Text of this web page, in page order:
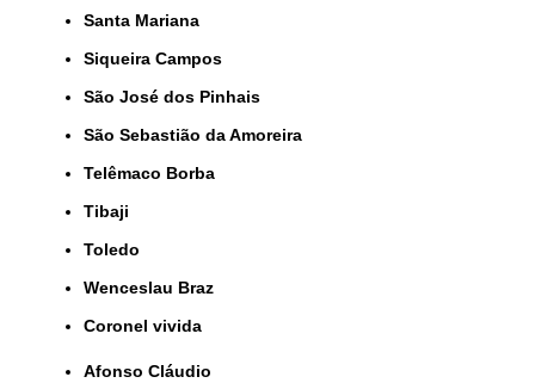
Santa Mariana
Siqueira Campos
São José dos Pinhais
São Sebastião da Amoreira
Telêmaco Borba
Tibaji
Toledo
Wenceslau Braz
coronel vivida
Afonso Cláudio